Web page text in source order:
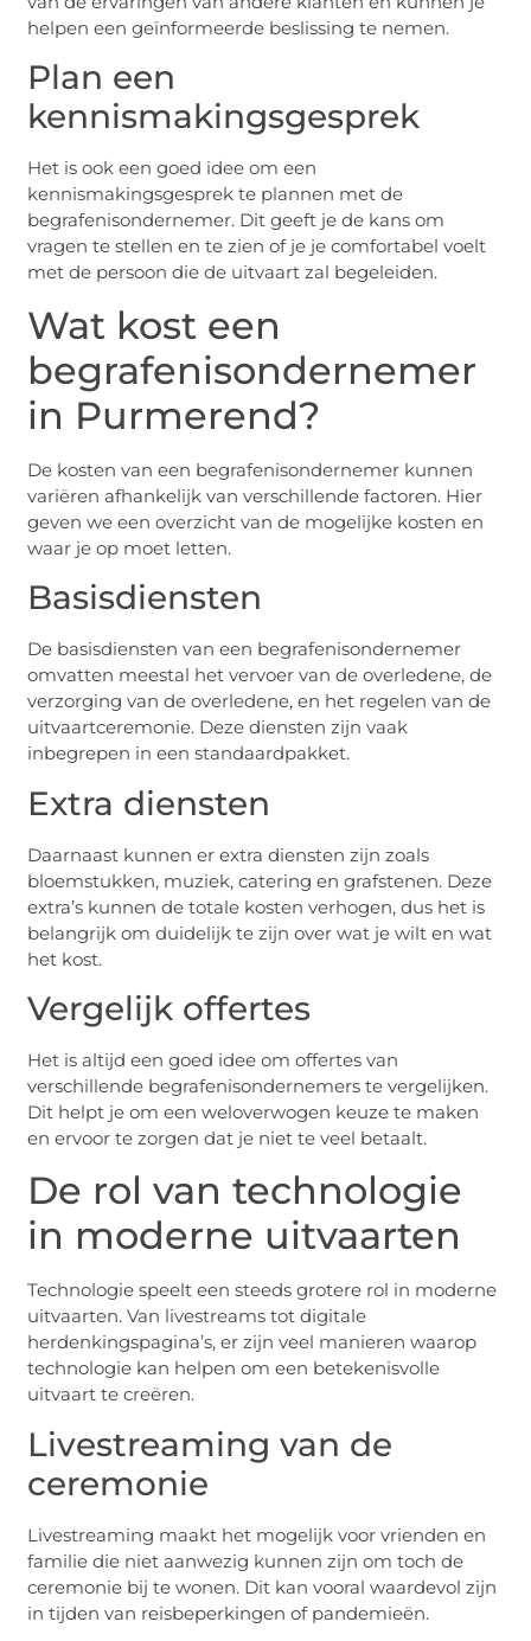
helpen een geïnformeerde beslissing te nemen.
Plan een
kennismakingsgesprek
Het is ook een goed idee om een
kennismakingsgesprek te plannen met de
begrafenisondernemer. Dit geeft je de kans om
vragen te stellen en te zien of je je comfortabel voelt
met de persoon die de uitvaart zal begeleiden.
Wat kost een
begrafenisondernemer
in Purmerend?
De kosten van een begrafenisondernemer kunnen
variëren afhankelijk van verschillende factoren. Hier
geven we een overzicht van de mogelijke kosten en
waar je op moet letten.
Basisdiensten
De basisdiensten van een begrafenisondernemer
omvatten meestal het vervoer van de overledene, de
verzorging van de overledene, en het regelen van de
uitvaartceremonie. Deze diensten zijn vaak
inbegrepen in een standaardpakket.
Extra diensten
Daarnaast kunnen er extra diensten zijn zoals
bloemstukken, muziek, catering en grafstenen. Deze
extra’s kunnen de totale kosten verhogen, dus het is
belangrijk om duidelijk te zijn over wat je wilt en wat
het kost.
Vergelijk offertes
Het is altijd een goed idee om offertes van
verschillende begrafenisondernemers te vergelijken.
Dit helpt je om een weloverwogen keuze te maken
en ervoor te zorgen dat je niet te veel betaalt.
De rol van technologie
in moderne uitvaarten
Technologie speelt een steeds grotere rol in moderne
uitvaarten. Van livestreams tot digitale
herdenkingspagina’s, er zijn veel manieren waarop
technologie kan helpen om een betekenisvolle
uitvaart te creëren.
Livestreaming van de
ceremonie
Livestreaming maakt het mogelijk voor vrienden en
familie die niet aanwezig kunnen zijn om toch de
ceremonie bij te wonen. Dit kan vooral waardevol zijn
in tijden van reisbeperkingen of pandemieën.